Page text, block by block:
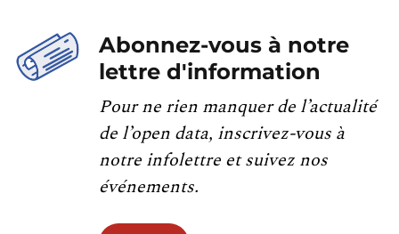
Abonnez-vous à notre
lettre d'information
Pour ne rien manquer de l’actualité
de l’open data, inscrivez-vous à
notre infolettre et suivez nos
événements.